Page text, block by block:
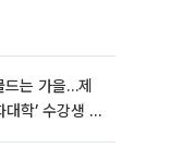
드는 가을…제
학’ 수강생 모